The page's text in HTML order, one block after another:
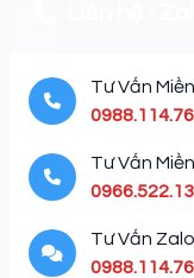
Tư Vấn
Tư Vấn
Tư Vấn Zalo